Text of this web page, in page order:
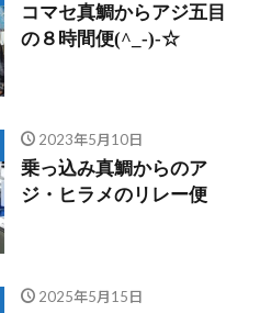
コマセ真鯛からアジ五目
の８時間便(^_-)-☆
2023年5月10日
乗っ込み真鯛からのア
ジ・ヒラメのリレー便
2025年5月15日